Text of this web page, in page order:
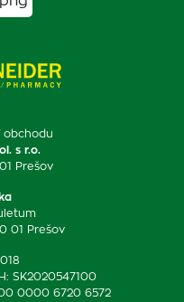
obchodu
s r.o.
Prešov
01 Prešov
SK2020547100
0000 6720 6572